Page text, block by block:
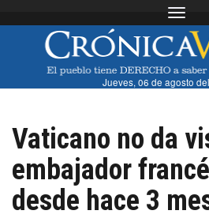
Jueves, 06 de agosto
Vaticano no da
embajador
desde hace 3